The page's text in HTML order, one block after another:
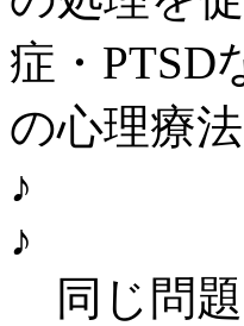
症・PTSD
の心理療法
♪
♪
同じ問題